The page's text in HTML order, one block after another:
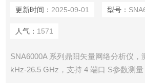
更新时间： 2025-09-01 型号：
人气： 1571
SNA6000A 系列鼎阳矢量网络分析仪，
kHz-26.5 GHz，支持 4 端口 S参数测